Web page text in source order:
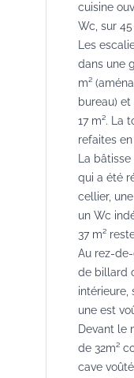
cuisine
Wc, sur 45
Les
dans une
m²
bureau)
17 m². La
refaites en
La
qui a été
cellier,
un Wc
37 m²
Au rez-
de billard
intérieure,
une est
Devant le
de 32m²
cave